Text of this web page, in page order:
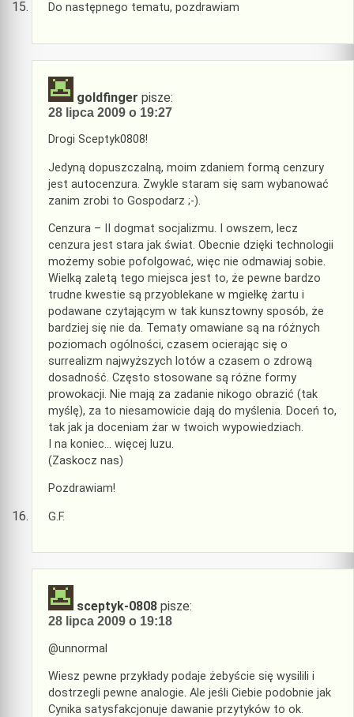
Do następnego tematu, pozdrawiam
goldfinger pisze:
28 lipca 2009 o 19:27
Drogi Sceptyk0808!
Jedyną dopuszczalną, moim zdaniem formą cenzury
jest autocenzura. Zwykle staram się sam wybanować
zanim zrobi to Gospodarz ;-).
Cenzura – II dogmat socjalizmu. I owszem, lecz
cenzura jest stara jak świat. Obecnie dzięki technologii
możemy sobie pofolgować, więc nie odmawiaj sobie.
Wielką zaletą tego miejsca jest to, że pewne bardzo
trudne kwestie są przyoblekane w mgiełkę żartu i
podawane czytającym w tak kunsztowny sposób, że
bardziej się nie da. Tematy omawiane są na różnych
poziomach ogólności, czasem ocierając się o
surrealizm najwyższych lotów a czasem o zdrową
dosadność. Często stosowane są różne formy
prowokacji. Nie mają za zadanie nikogo obrazić (tak
myślę), za to niesamowicie dają do myślenia. Doceń to,
tak jak ja doceniam żar w twoich wypowiedziach.
I na koniec… więcej luzu.
(Zaskocz nas)
Pozdrawiam!
G.F.
sceptyk-0808 pisze:
28 lipca 2009 o 19:18
@unnormal
Wiesz pewne przykłady podaje żebyście się wysilili i
dostrzegli pewne analogie. Ale jeśli Ciebie podobnie jak
Cynika satysfakcjonuje dawanie przytyków to ok.